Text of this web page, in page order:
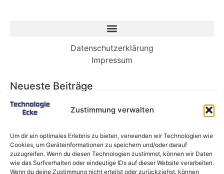
Zustimmung verwalten
Um dir ein optimales Erlebnis zu bieten, verwenden wir Technologien wie
Cookies, um Geräteinformationen zu speichern und/oder darauf
zuzugreifen. Wenn du diesen Technologien zustimmst, können wir Daten
wie das Surfverhalten oder eindeutige IDs auf dieser Website verarbeiten.
Wenn du deine Zustimmung nicht erteilst oder zurückziehst, können
Datenschutzerklärung
Impressum
Neueste Beiträge
Babybett 90×200: Die perfekte Lösung für
wachsende Kinder und kleine Räume
Deutschland endlich ein Recht auf Kühlung
braucht
Schneckentempo: Die langsamsten Autos der